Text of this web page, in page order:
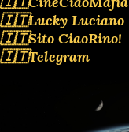
🇮🇹Lucky Luciano
🇮🇹Sito CiaoRino!
🇮🇹Telegram